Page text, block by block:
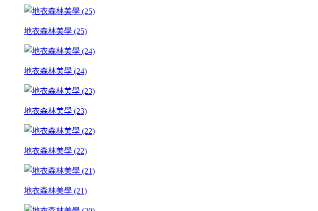
地衣森林美學 (25)
地衣森林美學 (24)
地衣森林美學 (23)
地衣森林美學 (22)
地衣森林美學 (21)